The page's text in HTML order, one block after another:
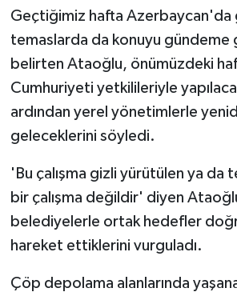
Geçtiğimiz hafta
temaslarda da konuyu gündeme
belirten Ataoğlu, önümüzdeki
Cumhuriyeti yetkilileriyle
ardından yerel yönetimlerle
geleceklerini söyledi.
'Bu çalışma gizli yürütülen ya da
bir çalışma değildir' diyen
belediyelerle ortak hedefler
hareket ettiklerini vurguladı.
Çöp depolama alanlarında